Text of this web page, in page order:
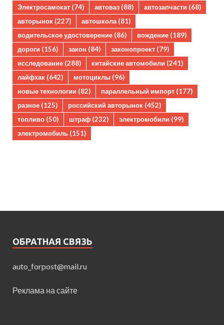
Электросамокат (74) автоваз (88) автозапчасти (68)
авторынок (227) автошкола(81)
водительское удостоверение (86) вождение (189)
дороги (156) закон (84) законопроект (79)
исследование (288) китайские автомобили (241)
лайфхак (642) мотоциклы (96)
новые технологии (82) параллельный импорт (177)
разное (125) российский авторынок (452)
топливо (50) штраф (232) электромобили (99)
электромобиль (151)
ОБРАТНАЯ СВЯЗЬ
auto_forpost@mail.ru
Реклама на сайте